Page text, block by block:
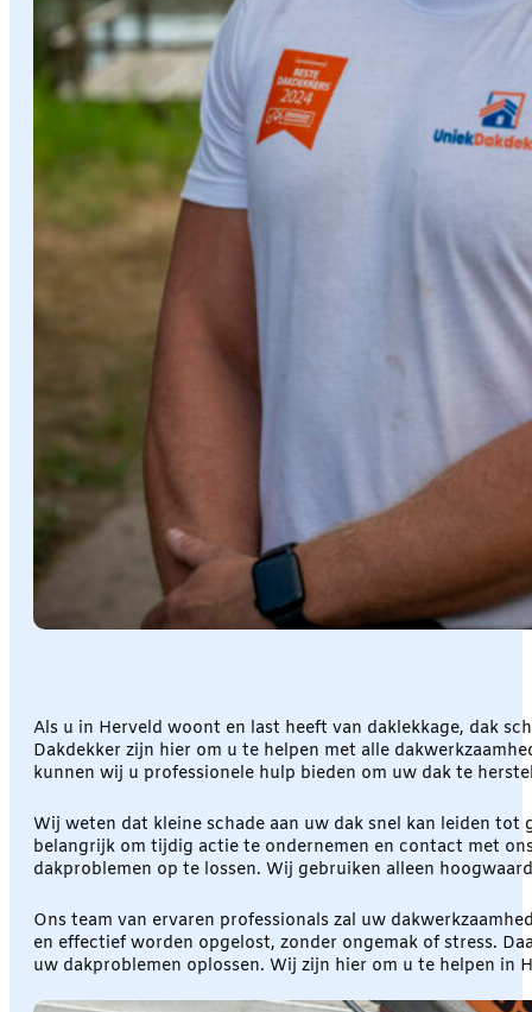
Als u in Herveld woont en last heeft van daklekkage, dak
Dakdekker zijn hier om u te helpen met alle
kunnen wij u professionele hulp bieden om uw dak te
Wij weten dat kleine schade aan uw dak snel kan leiden
belangrijk om tijdig actie te ondernemen en contact met
dakproblemen op te lossen. Wij gebruiken alleen
Ons team van ervaren professionals zal uw
en effectief worden opgelost, zonder ongemak of stress.
uw dakproblemen oplossen. Wij zijn hier om u te helpen in